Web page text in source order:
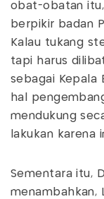
obat-obatan itu,
berpikir badan
Kalau tukang
tapi harus
sebagai Kepala
hal
mendukung
lakukan karena
Sementara itu,
menambahkan,